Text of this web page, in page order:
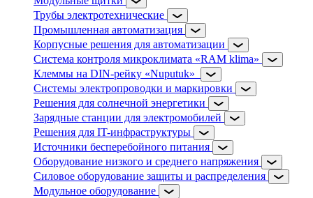
Трубы электротехнические
Промышленная автоматизация
Корпусные решения для автоматизации
Система контроля микроклимата «RAM klima»
Клеммы на DIN-рейку «Nuputuk»
Системы электропроводки и маркировки
Решения для солнечной энергетики
Зарядные станции для электромобилей
Решения для IT-инфраструктуры
Источники бесперебойного питания
Оборудование низкого и среднего напряжения
Силовое оборудование защиты и распределения
Модульное оборудование